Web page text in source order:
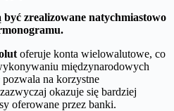
zrealizowane natychmiastowo
oferuje konta wielowalutowe, co
międzynarodowych
na korzystne
okazuje się bardziej
oferowane przez banki.